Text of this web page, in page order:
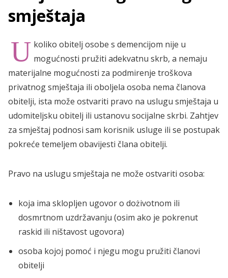
smještaja
U koliko obitelj osobe s demencijom nije u
mogućnosti pružiti adekvatnu skrb, a nemaju
materijalne mogućnosti za podmirenje troškova
privatnog smještaja ili oboljela osoba nema članova
obitelji, ista može ostvariti pravo na uslugu smještaja u
udomiteljsku obitelj ili ustanovu socijalne skrbi. Zahtjev
za smještaj podnosi sam korisnik usluge ili se postupak
pokreće temeljem obavijesti člana obitelji.
Pravo na uslugu smještaja ne može ostvariti osoba:
koja ima sklopljen ugovor o dożivotnom ili
dosmrtnom uzdržavanju (osim ako je pokrenut
raskid ili ništavost ugovora)
osoba kojoj pomoć i njegu mogu pružiti članovi
obitelji